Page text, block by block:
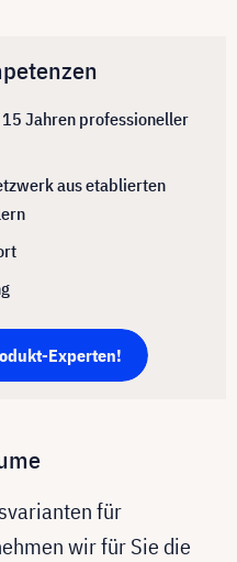
Jahren professioneller
aus etablierten
Experten!
für
wir für Sie die